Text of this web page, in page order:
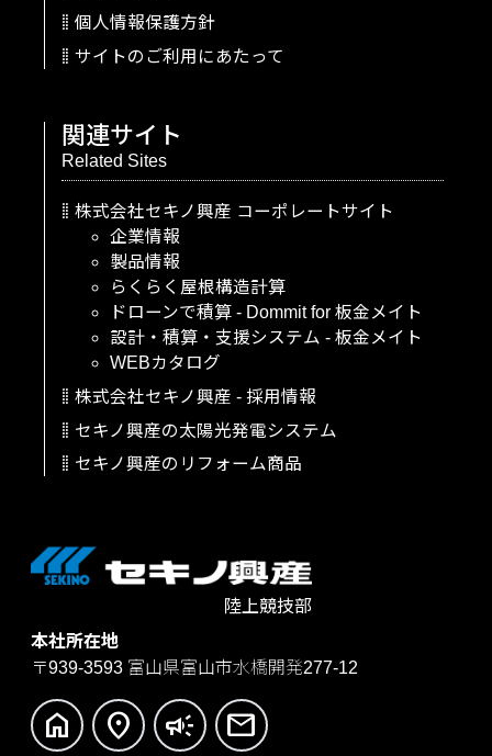
陸上競技部
本社所在地
〒939-3593 富山県富山市水橋開発277-12
home location_on campaign mail
個人情報保護方針
サイトのご利用にあたって
関連サイト
Related Sites
株式会社セキノ興産 コーポレートサイト
企業情報
製品情報
らくらく屋根構造計算
ドローンで積算 - Dommit for 板金メイト
設計・積算・支援システム - 板金メイト
WEBカタログ
株式会社セキノ興産 - 採用情報
セキノ興産の太陽光発電システム
セキノ興産のリフォーム商品